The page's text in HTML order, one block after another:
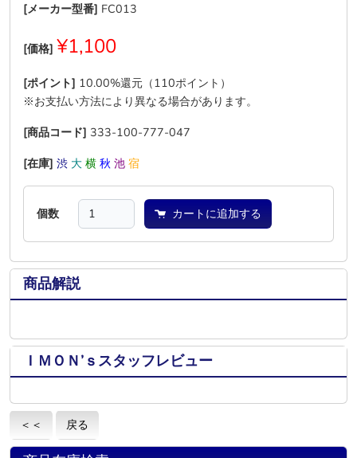
[メーカー型番] FC013
[価格] ¥1,100
[ポイント] 10.00%還元（110ポイント）
※お支払い方法により異なる場合があります。
[商品コード] 333-100-777-047
[在庫] 渋 大 横 秋 池 宿
個数 カートに追加する
商品解説
ＩＭＯＮ’ｓスタッフレビュー
＜＜ 戻る